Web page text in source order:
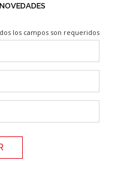
los campos son requeridos